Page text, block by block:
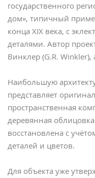
государственного
дом», типичный
конца XIX века, с
деталями. Автор
Винклер (G.R.
Наибольшую
представляет
пространственная
деревянная
восстановлена с
деталей и цветов.
Для объекта уже